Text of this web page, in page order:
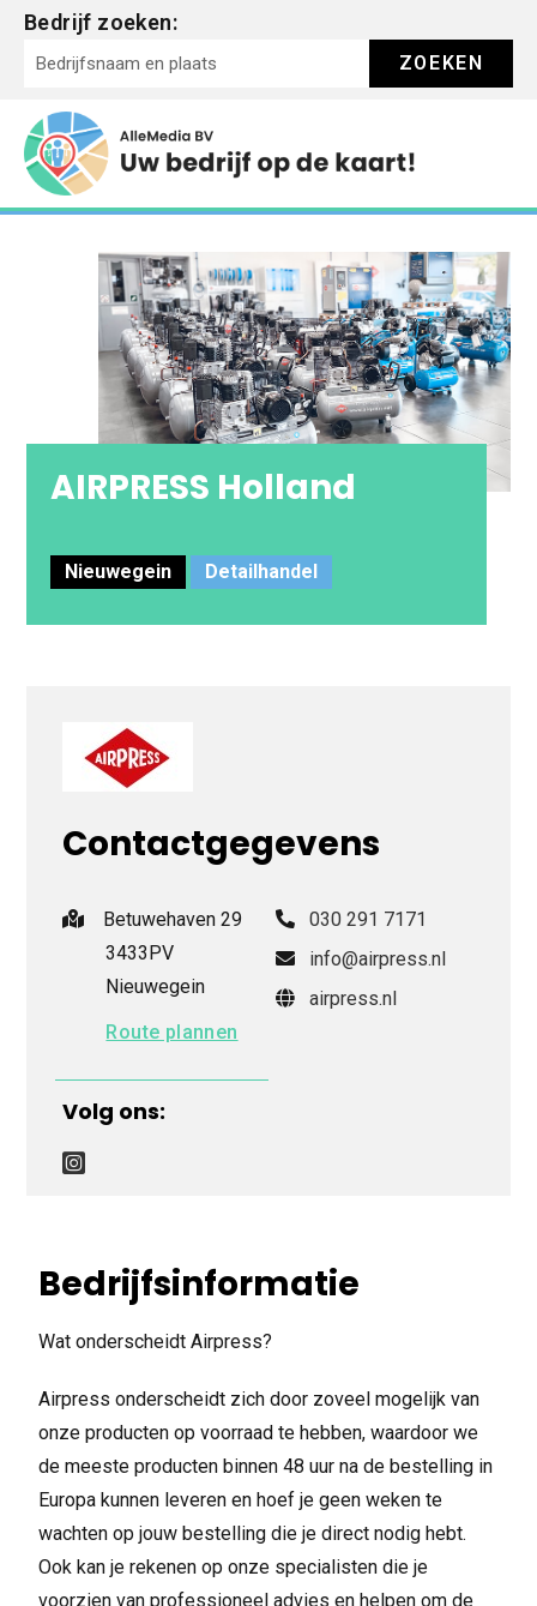
Bedrijf zoeken:
ZOEKEN
AIRPRESS Holland
Nieuwegein Detailhandel
Contactgegevens
Betuwehaven 29
3433PV
Nieuwegein
Route plannen
030 291 7171
info@airpress.nl
airpress.nl
Volg ons:
Bedrijfsinformatie
Wat onderscheidt Airpress?
Airpress onderscheidt zich door zoveel mogelijk van
onze producten op voorraad te hebben, waardoor we
de meeste producten binnen 48 uur na de bestelling in
Europa kunnen leveren en hoef je geen weken te
wachten op jouw bestelling die je direct nodig hebt.
Ook kan je rekenen op onze specialisten die je
voorzien van professioneel advies en helpen om de